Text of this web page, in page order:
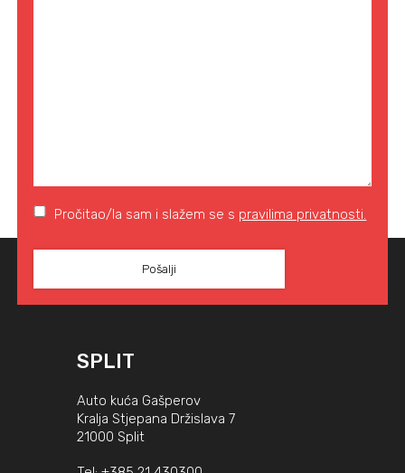
Pročitao/la sam i slažem se s pravilima privatnosti.
SPLIT
Auto kuća Gašperov
Kralja Stjepana Držislava 7
21000 Split